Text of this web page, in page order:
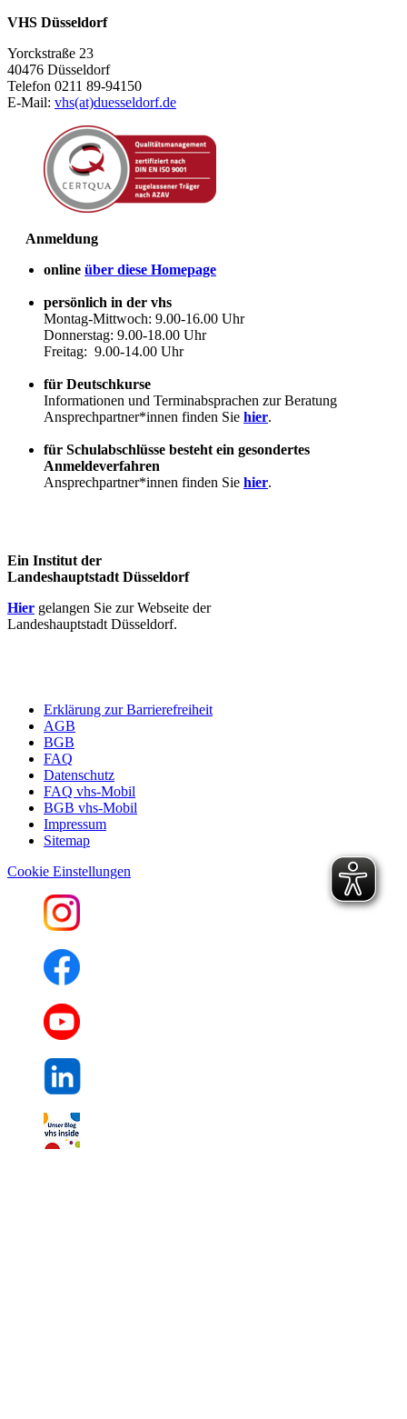
VHS Düsseldorf
Yorckstraße 23
40476 Düsseldorf
Telefon 0211 89-94150
E-Mail: vhs(at)duesseldorf.de
Anmeldung
online über diese Homepage
persönlich in der vhs
Montag-Mittwoch: 9.00-16.00 Uhr
Donnerstag: 9.00-18.00 Uhr
Freitag: 9.00-14.00 Uhr
für Deutschkurse
Informationen und Terminabsprachen zur Beratung
Ansprechpartner*innen finden Sie hier.
für Schulabschlüsse besteht ein gesondertes
Anmeldeverfahren
Ansprechpartner*innen finden Sie hier.
Ein Institut der
Landeshauptstadt Düsseldorf
Hier gelangen Sie zur Webseite der
Landeshauptstadt Düsseldorf.
Erklärung zur Barrierefreiheit
AGB
BGB
FAQ
Datenschutz
FAQ vhs-Mobil
BGB vhs-Mobil
Impressum
Sitemap
Cookie Einstellungen